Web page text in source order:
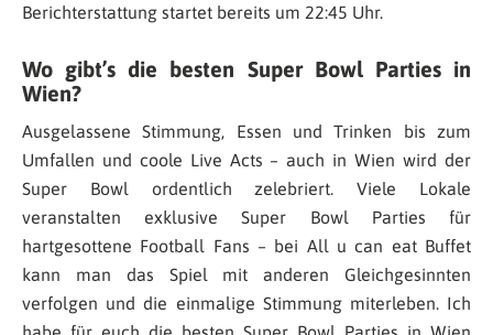
Berichterstattung startet bereits um 22:45 Uhr.
Wo gibt’s die besten Super Bowl Parties in
Wien?
Ausgelassene Stimmung, Essen und Trinken bis zum
Umfallen und coole Live Acts – auch in Wien wird der
Super Bowl ordentlich zelebriert. Viele Lokale
veranstalten exklusive Super Bowl Parties für
hartgesottene Football Fans – bei All u can eat Buffet
kann man das Spiel mit anderen Gleichgesinnten
verfolgen und die einmalige Stimmung miterleben. Ich